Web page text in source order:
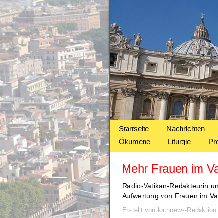
Startseite
Nachrichten
Ökumene
Liturgie
Mehr Frauen im
Radio-Vatikan-Redakteurin
Aufwertung von Frauen im
Erstellt von kathnews-